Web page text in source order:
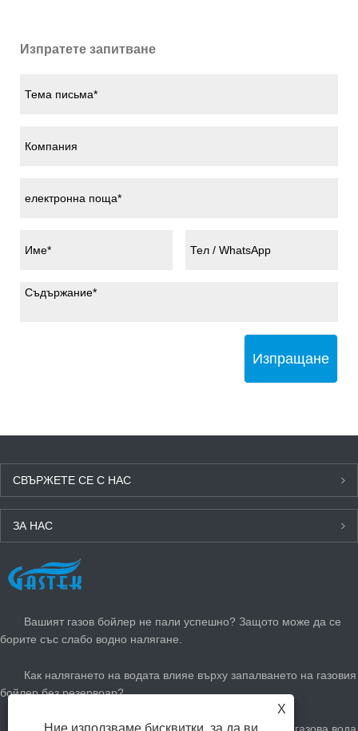
Изпратете запитване
Изпращане
СВЪРЖЕТЕ СЕ С НАС
ЗА НАС
ПОСЛЕДНИ НОВИНИ
Вашият газов бойлер не пали успешно? Защото може да се
борите със слабо водно налягане.
Как налягането на водата влияе върху запалването на газовия
бойлер без резервоар?
X
Ние използваме бисквитки, за да ви